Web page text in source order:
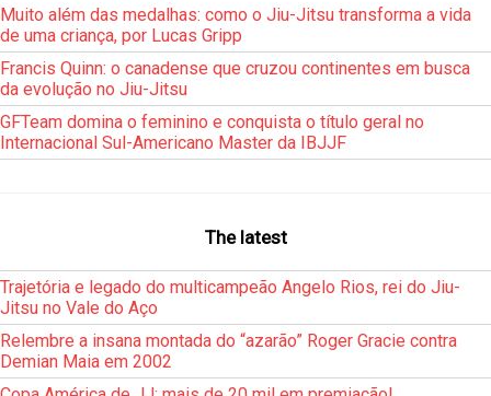
Muito além das medalhas: como o Jiu-Jitsu transforma a vida
de uma criança, por Lucas Gripp
Francis Quinn: o canadense que cruzou continentes em busca
da evolução no Jiu-Jitsu
GFTeam domina o feminino e conquista o título geral no
Internacional Sul-Americano Master da IBJJF
The latest
Trajetória e legado do multicampeão Angelo Rios, rei do Jiu-
Jitsu no Vale do Aço
Relembre a insana montada do “azarão” Roger Gracie contra
Demian Maia em 2002